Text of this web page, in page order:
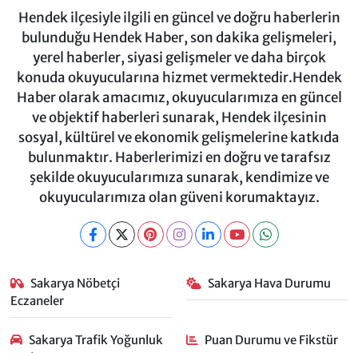
Hendek ilçesiyle ilgili en güncel ve doğru haberlerin
bulunduğu Hendek Haber, son dakika gelişmeleri,
yerel haberler, siyasi gelişmeler ve daha birçok
konuda okuyucularına hizmet vermektedir.Hendek
Haber olarak amacımız, okuyucularımıza en güncel
ve objektif haberleri sunarak, Hendek ilçesinin
sosyal, kültürel ve ekonomik gelişmelerine katkıda
bulunmaktır. Haberlerimizi en doğru ve tarafsız
şekilde okuyucularımıza sunarak, kendimize ve
okuyucularımıza olan güveni korumaktayız.
Sakarya Nöbetçi
Eczaneler
Sakarya Hava Durumu
Sakarya Trafik Yoğunluk
Puan Durumu ve Fikstür